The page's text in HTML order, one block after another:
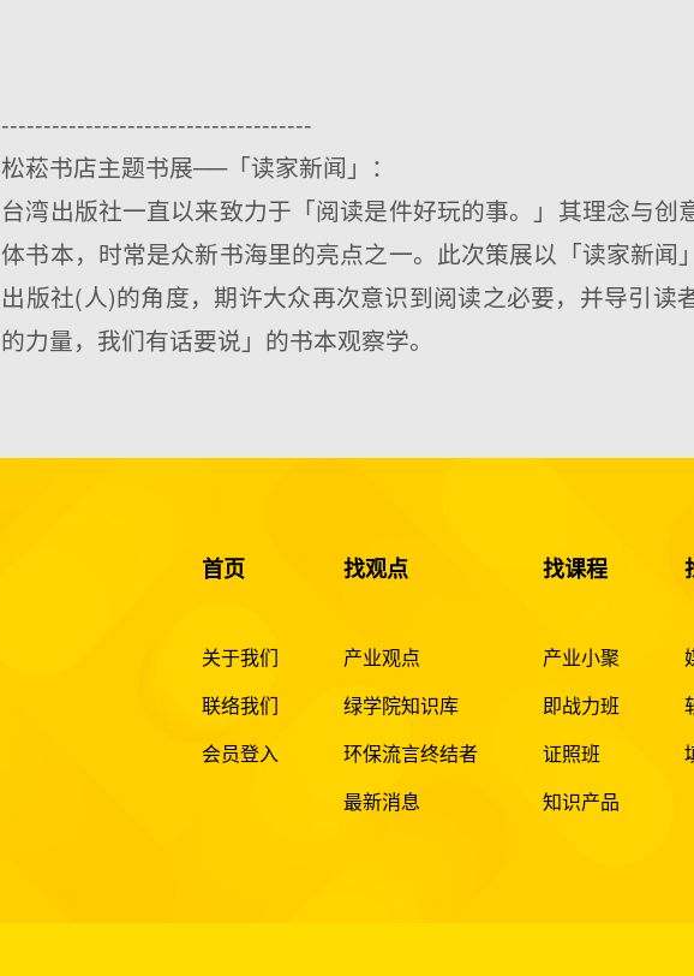
-------------------------------------
松菘书店主题书展──「读家新闻」：
台湾出版社一直以来致力于「阅读是件好玩的事。」其理念与创
体书本，时常是众新书海里的亮点之一。此次策展以「读家新闻
出版社(人)的角度，期许大众再次意识到阅读之必要，并导引读
的力量，我们有话要说」的书本观察学。
首页
关于我们
联络我们
会员登入
找观点
产业观点
绿学院知识库
环保流言终结者
最新消息
找课程
产业小聚
即战力班
证照班
知识产品